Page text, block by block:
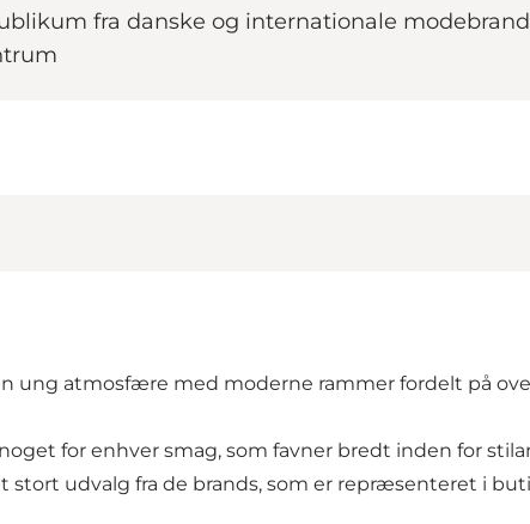
fra danske og internationale
ung atmosfære med moderne rammer fordelt på
for enhver smag, som favner bredt inden for
udvalg fra de brands, som er repræsenteret i